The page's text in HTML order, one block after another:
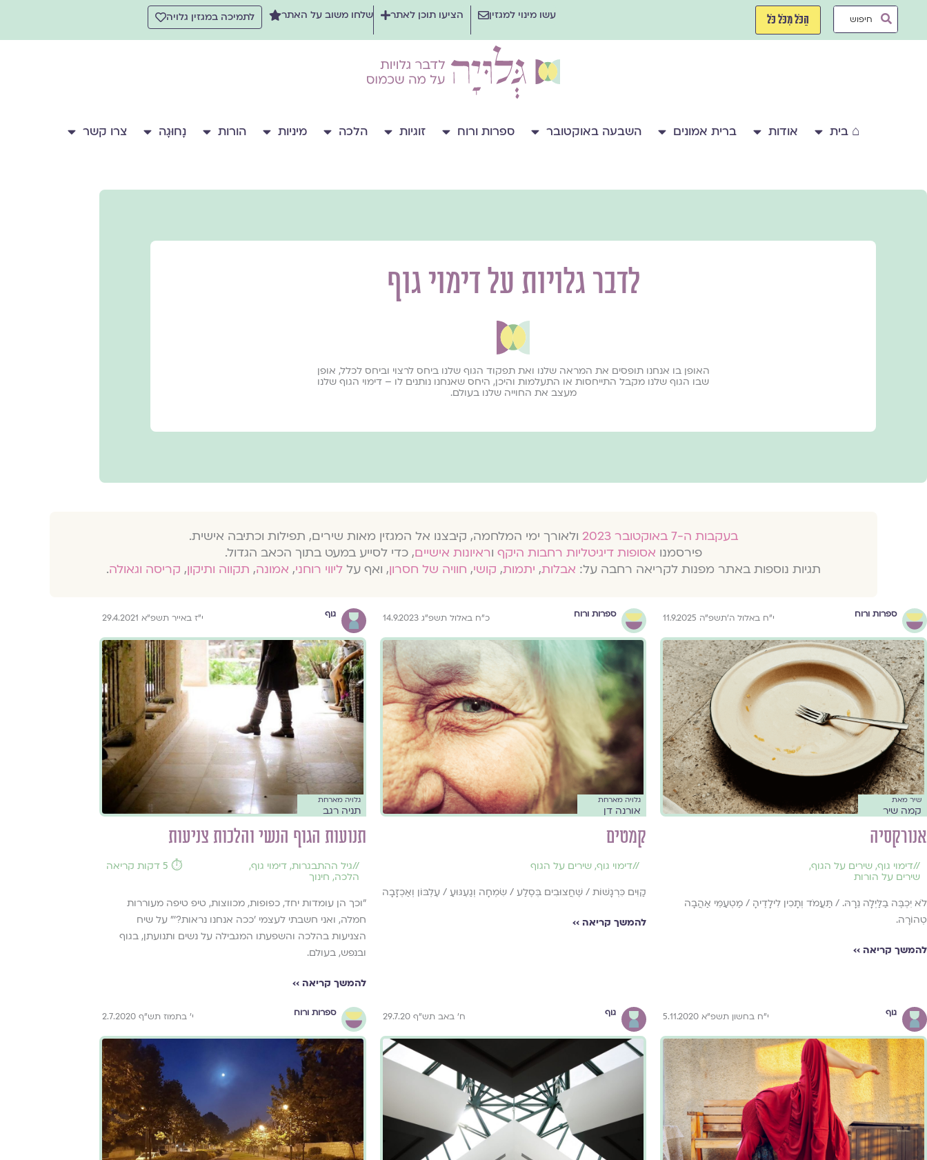
Search
הַכֹּל מִכֹּל כֹּל עשו מינוי למגזין הציעו תוכן לאתר שלחו משוב על האתר לתמיכה במגזין גלויה
⌂ בית אודות ברית אמונים השבעה באוקטובר ספרות ורוח זוגיות הלכה מיניות הורות נָחוּגָה צרו קשר
לדבר גלויות על דימוי גוף
האופן בו אנחנו תופסים את המראה שלנו ואת תפקוד הגוף שלנו ביחס לרצוי וביחס לכלל, אופן
שבו הגוף שלנו מקבל התייחסות או התעלמות והיכן, היחס שאנחנו נותנים לו – דימוי הגוף שלנו
מעצב את החוייה שלנו בעולם.
בעקבות ה-7 באוקטובר 2023
ולאורך ימי המלחמה, קיבצנו אל המגזין מאות שירים, תפילות וכתיבה אישית.
פירסמנו אסופות דיגיטליות רחבות היקף וראיונות אישיים, כדי לסייע במעט בתוך הכאב הגדול.
תגיות נוספות באתר מפנות לקריאה רחבה על: אבלות, יתמות, קושי, חוויה של חסרון, ואף על ליווי רוחני, אמונה, תקווה ותיקון, קריסה וגאולה.
ספרות ורוח י״ח באלול ה׳תשפ״ה 11.9.2025
שיר מאת
קמה שיר
אנורקסיה
//דימוי גוף, שירים על הגוף,
שירים על הורות
לֹא יִכְבֶּה בַלַּיְלָה נֵרָהּ. / תַּעֲמֹד וְתָכִין לִילָדֶיהָ / מַטְעַמֵּי אַהֲבָה
טְהוֹרָה.
להמשך קריאה ››
ספרות ורוח כ״ח באלול תשפ״ג 14.9.2023
גלויה מארחת
אורנה דן
קמטים
//דימוי גוף, שירים על הגוף
קַוִּים כִּרְגָשׁוֹת / שֶׁחֲצוּבִים בְּסֶלַע / שִׂמְחָה וְגַעְגּוּעַ / עֶלְבּוֹן וְאַכְזָבָה
להמשך קריאה ››
גוף י"ז באייר תשפ"א 29.4.2021
גלויה מארחת
תניה רגב
תנועות הגוף הנשי והלכות צניעות
//גיל ההתבגרות,דימוי גוף,
הלכה, חינוך
⏱️ 5 דקות קריאה
"וכך הן עומדות יחד, כפופות, מכווצות, טיפ טיפה מעוררות
חמלה, ואני חשבתי לעצמי 'ככה אנחנו נראות?'" על שיח
הצניעות בהלכה והשפעתו המגבילה על נשים ותנועתן, בגוף
ובנפש, בעולם.
להמשך קריאה ››
גוף י״ח בחשון תשפ״א 5.11.2020 גוף ח' באב תש"ף 29.7.20 ספרות ורוח י' בתמוז תש"ף 2.7.2020